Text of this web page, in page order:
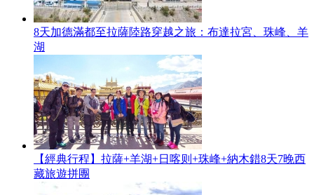
8天加德滿都至拉薩陸路穿越之旅：布達拉宮、珠峰、羊
湖
【經典行程】拉薩+羊湖+日喀则+珠峰+納木錯8天7晚西
藏旅遊拼團